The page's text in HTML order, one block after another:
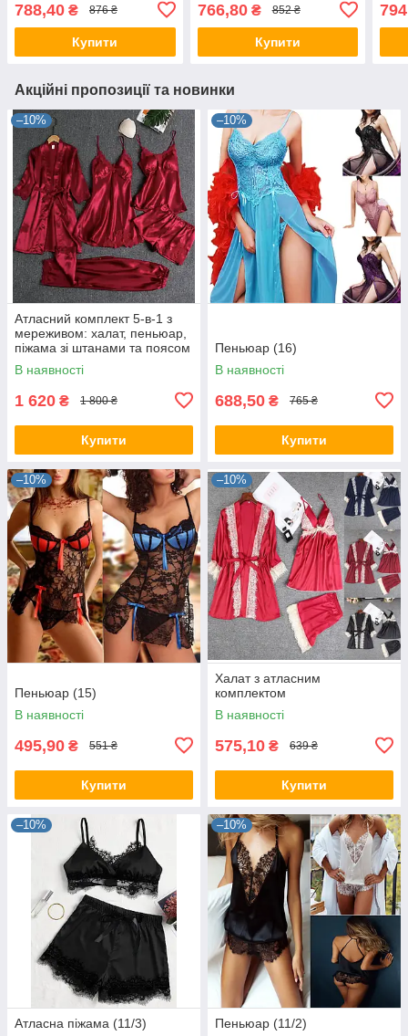
788,40 ₴ 876 ₴
Купити
766,80₴ 852 ₴
Купити
Акційні пропозиції та новинки
–10%
Атласний комплект 5-в-1 з
мереживом: халат, пеньюар,
піжама зі штанами та поясом
В наявності
1 620 ₴ 1 800 ₴
Купити
–10%
Пеньюар (16)
В наявності
688,50 ₴ 765 ₴
Купити
–10%
Пеньюар (15)
В наявності
495,90 ₴ 551 ₴
Купити
–10%
Халат з атласним
комплектом
В наявності
575,10 ₴ 639 ₴
Купити
–10%
Атласна піжама (11/3)
–10%
Пеньюар (11/2)